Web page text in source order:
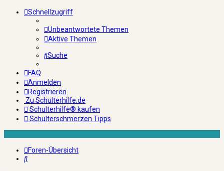
Schnellzugriff
Unbeantwortete Themen
Aktive Themen
Suche
FAQ
Anmelden
Registrieren
Zu Schulterhilfe.de
Schulterhilfe® kaufen
Schulterschmerzen Tipps
Foren-Übersicht
Suche